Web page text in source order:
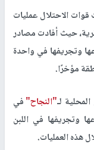
الاحتلال عمليات
حيث أفادت مصادر
تم اقتلاعها وتجريفها في واحدة
مؤخرًا.
لـ"النجاح"في
وتجريفها في اللبن